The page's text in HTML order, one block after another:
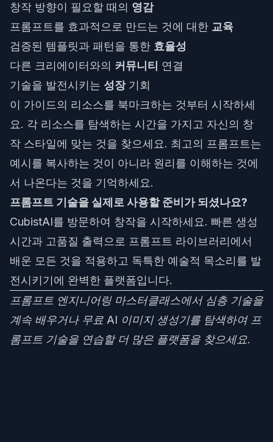
창작 방향이 필요할 때의 영감
프롬프트를 효과적으로 만드는 것에 대한 교육
검증된 템플릿과 패턴을 통한 효율성
다른 크리에이터와의 커뮤니티 연결
기술을 발전시키는 성장기회
이 가이드의 리소스를 북마크하는 것부터 시작하세
요. 각 리소스를 탐색하는 시간을 가지고 자신의 창
작 스타일에 맞는 것을 찾으세요. 최고의 프롬프트는
예시를 복사하는 것이 아니라 원리를 이해하는 것에
서 나온다는 것을 기억하세요.
프롬프트 기술을 실제로 사용할 준비가 되셨나요?
CubistAI를 방문하여 창작을 시작하세요. 빠른 생성
시간과 고품질 출력으로 프롬프트 라이브러리에서
배운 모든 것을 적용하고 독특한 예술적 목소리를 발
전시키기에 완벽한 플랫폼입니다.
프롬프트 엔지니어링 마스터클래스에서 심층 기술을
계속 배우거나 무료 AI 이미지 생성기를 탐색하여 프
롬프트 기술을 연습할 더 많은 플랫폼을 찾으세요.